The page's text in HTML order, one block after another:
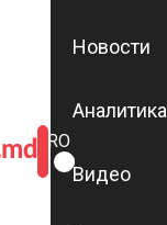
ROMÂNĂ
RU
Новости
Аналитика
Видео